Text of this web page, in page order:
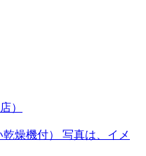
燥機付） 写真は、イメ